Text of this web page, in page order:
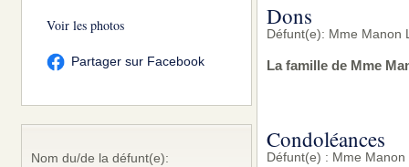
Voir les photos
Partager sur Facebook
Nom du/de la défunt(e):
Dons
Défunt(e): Mme Manon
La famille de Mme
Condoléances
Défunt(e) : Mme